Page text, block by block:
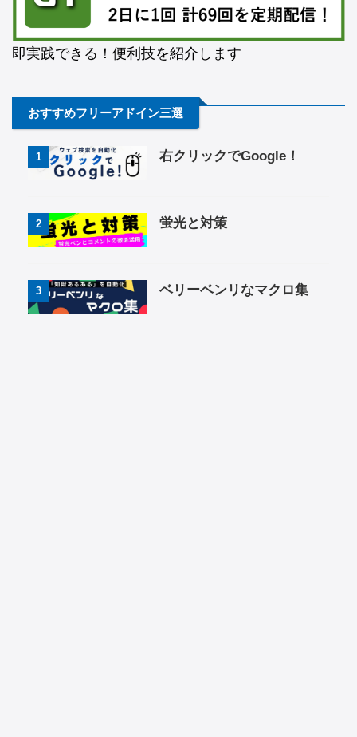
即実践できる！便利技を紹介します
おすすめフリーアドイン三選
1 右クリックでGoogle！
2 蛍光と対策
3 ベリーベンリなマクロ集